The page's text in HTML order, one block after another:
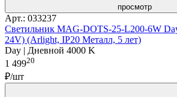
просмотр
Арт.: 033237
Светильник MAG-DOTS-25-L200-6W
24V) (Arlight, IP20 Металл, 5 лет)
Day | Дневной 4000 K
1 49920
₽/шт